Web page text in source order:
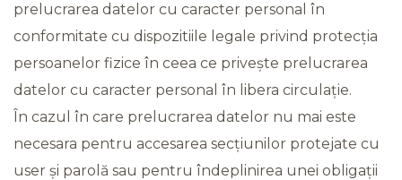
prelucrarea datelor cu caracter personal în
conformitate cu dispozitiile legale privind protecția
persoanelor fizice în ceea ce privește prelucrarea
datelor cu caracter personal în libera circulație.
În cazul în care prelucrarea datelor nu mai este
necesara pentru accesarea secțiunilor protejate cu
user și parolă sau pentru îndeplinirea unei obligații